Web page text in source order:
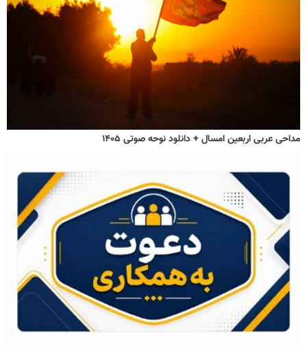
مداحی عربی اربعین امسال + دانلود نوحه صوتی ۱۴۰۵